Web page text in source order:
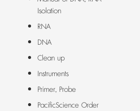
Isolation
RNA
DNA
Clean up
Instruments
Primer, Probe
PacificScience Order